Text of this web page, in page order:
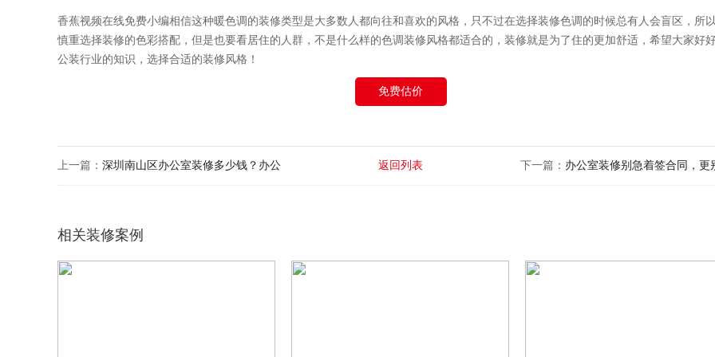
香蕉视频在线免费小编相信这种暖色调的装修类型是大多数人都向往和喜欢的风格，只不过在选择装修色调的时候总有人会盲区，所
慎重选择装修的色彩搭配，但是也要看居住的人群，不是什么样的色调装修风格都适合的，装修就是为了住的更加舒适，希望大家好
公装行业的知识，选择合适的装修风格！
免费估价
上一篇： 深圳南山区办公室装修多少钱？办公 下一篇： 办公室装修别急着签合同，更
返回列表
相关装修案例